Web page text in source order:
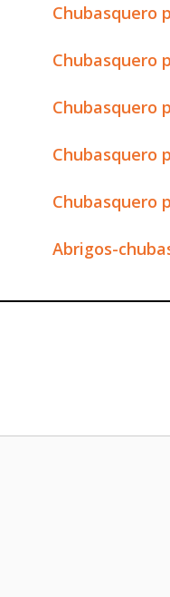
Chubasquero
Chubasquero
Chubasquero
Chubasquero
Chubasquero
Abrigos-